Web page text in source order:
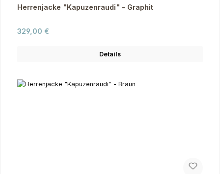
Herrenjacke "Kapuzenraudi" - Graphit
Regulärer Preis:
329,00 €
Details